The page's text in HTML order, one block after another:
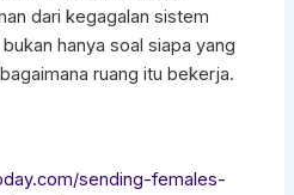
dari kegagalan sistem
hanya soal siapa yang
ruang itu bekerja.
sending-females-